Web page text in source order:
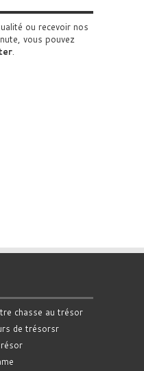
ou recevoir nos
vous pouvez
.
chasse au trésor
de trésorsr